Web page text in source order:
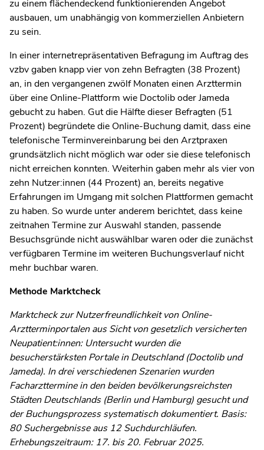
zu einem flächendeckend funktionierenden Angebot
ausbauen, um unabhängig von kommerziellen Anbietern
zu sein.
In einer internetrepräsentativen Befragung im Auftrag des
vzbv gaben knapp vier von zehn Befragten (38 Prozent)
an, in den vergangenen zwölf Monaten einen Arzttermin
über eine Online-Plattform wie Doctolib oder Jameda
gebucht zu haben. Gut die Hälfte dieser Befragten (51
Prozent) begründete die Online-Buchung damit, dass eine
telefonische Terminvereinbarung bei den Arztpraxen
grundsätzlich nicht möglich war oder sie diese telefonisch
nicht erreichen konnten. Weiterhin gaben mehr als vier von
zehn Nutzer:innen (44 Prozent) an, bereits negative
Erfahrungen im Umgang mit solchen Plattformen gemacht
zu haben. So wurde unter anderem berichtet, dass keine
zeitnahen Termine zur Auswahl standen, passende
Besuchsgründe nicht auswählbar waren oder die zunächst
verfügbaren Termine im weiteren Buchungsverlauf nicht
mehr buchbar waren.
Methode Marktcheck
Marktcheck zur Nutzerfreundlichkeit von Online-
Arztterminportalen aus Sicht von gesetzlich versicherten
Neupatient:innen: Untersucht wurden die
besucherstärksten Portale in Deutschland (Doctolib und
Jameda). In drei verschiedenen Szenarien wurden
Facharzttermine in den beiden bevölkerungsreichsten
Städten Deutschlands (Berlin und Hamburg) gesucht und
der Buchungsprozess systematisch dokumentiert. Basis:
80 Suchergebnisse aus 12 Suchdurchläufen.
Erhebungszeitraum: 17. bis 20. Februar 2025.